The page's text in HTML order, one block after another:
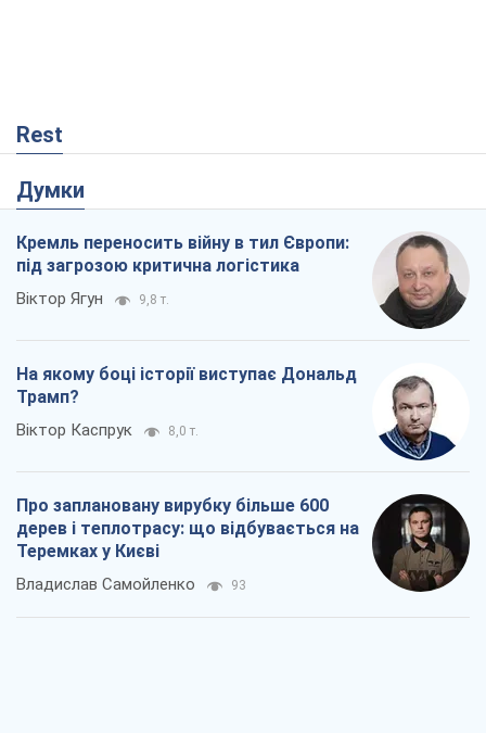
Rest
Думки
Кремль переносить війну в тил Європи:
під загрозою критична логістика
Віктор Ягун 9,8 т.
На якому боці історії виступає Дональд
Трамп?
Віктор Каспрук 8,0 т.
Про заплановану вирубку більше 600
дерев і теплотрасу: що відбувається на
Теремках у Києві
Владислав Самойленко 93